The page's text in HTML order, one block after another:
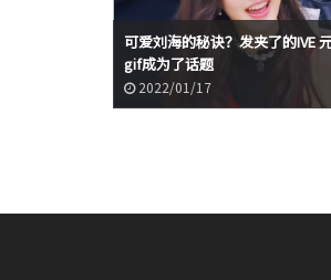
可爱刘海的秘诀？发夹了的IVE
gif成为了话题
2022/01/17